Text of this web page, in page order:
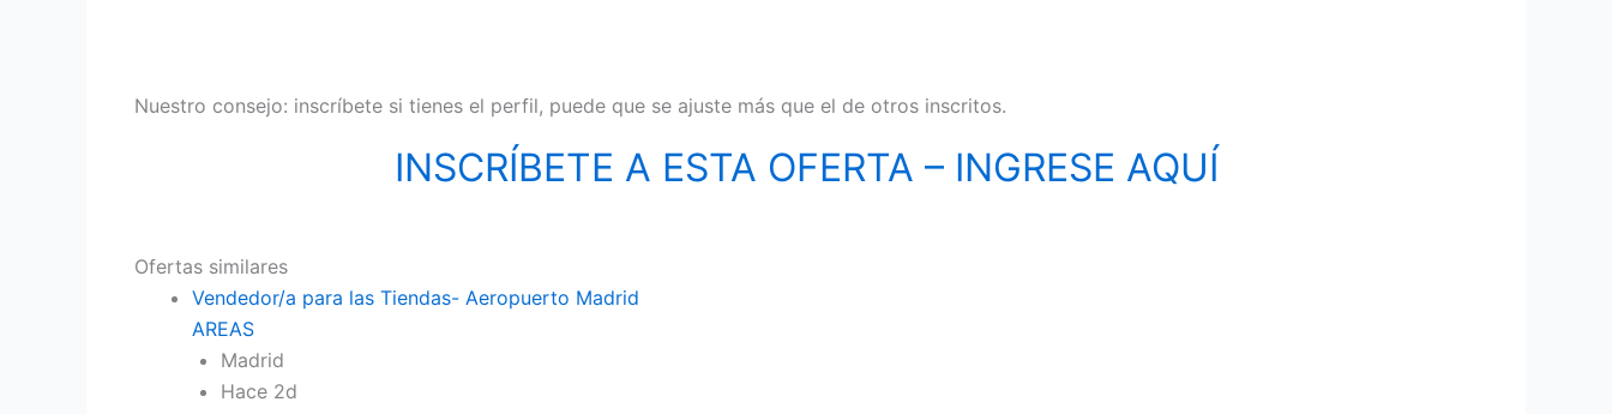
Nuestro consejo: inscríbete si tienes el perfil, puede que se ajuste más que el de otros inscritos.
INSCRÍBETE A ESTA OFERTA – INGRESE AQUÍ
Ofertas similares
Vendedor/a para las Tiendas- Aeropuerto Madrid
AREAS
Madrid
Hace 2d